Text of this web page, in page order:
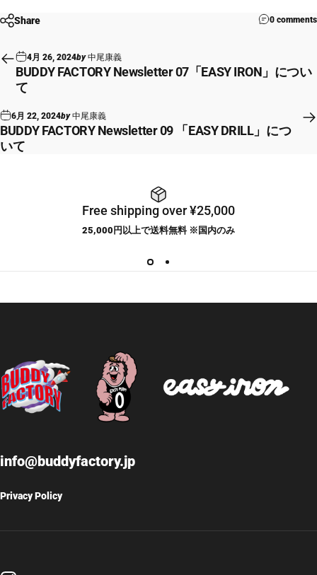
Share 0 comments
4月 26, 2024by中尾康義
BUDDY FACTORY Newsletter 07「EASY IRON」につい
て
6月 22, 2024by中尾康義
BUDDY FACTORY Newsletter 09 「EASY DRILL」につ
いて
Free shipping over ¥25,000
25,000円以上で送料無料 ※国内のみ
info@buddyfactory.jp
Privacy Policy